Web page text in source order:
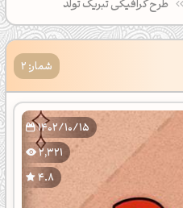
طرح گرافیکی تبریک تولد
شمار: 2
1402/10/15
2,321
4.8